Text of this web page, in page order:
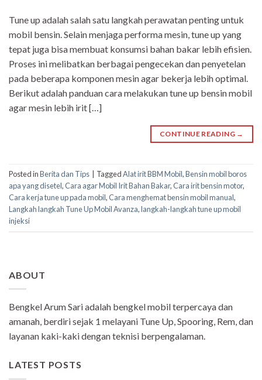
Tune up adalah salah satu langkah perawatan penting untuk
mobil bensin. Selain menjaga performa mesin, tune up yang
tepat juga bisa membuat konsumsi bahan bakar lebih efisien.
Proses ini melibatkan berbagai pengecekan dan penyetelan
pada beberapa komponen mesin agar bekerja lebih optimal.
Berikut adalah panduan cara melakukan tune up bensin mobil
agar mesin lebih irit […]
CONTINUE READING →
Posted inBerita dan Tips TaggedAlat irit BBM Mobil,Bensin mobil boros
apa yang disetel,Cara agar Mobil Irit Bahan Bakar,Cara irit bensin motor,
Cara kerja tune up pada mobil,Cara menghemat bensin mobil manual,
Langkah langkah Tune Up Mobil Avanza,langkah-langkah tune up mobil
injeksi
ABOUT
Bengkel Arum Sari adalah bengkel mobil terpercaya dan
amanah, berdiri sejak 1 melayani Tune Up, Spooring, Rem, dan
layanan kaki-kaki dengan teknisi berpengalaman.
LATEST POSTS